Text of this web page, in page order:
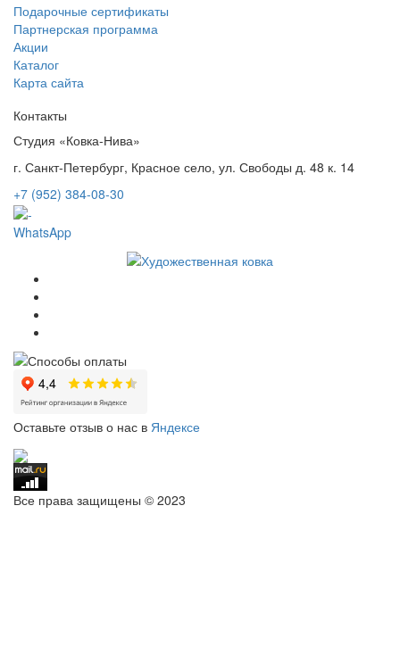
Подарочные сертификаты
Партнерская программа
Акции
Каталог
Карта сайта
Контакты
Студия «Ковка-Нива»
г. Санкт-Петербург, Красное село, ул. Свободы д. 48 к. 14
+7 (952) 384-08-30
WhatsApp
Оставьте отзыв о нас в Яндексе
Все права защищены © 2023